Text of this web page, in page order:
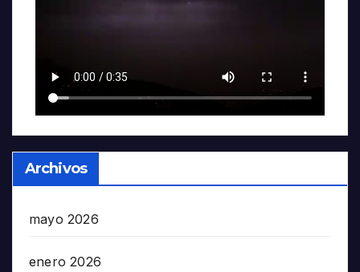
Archivos
mayo 2026
enero 2026